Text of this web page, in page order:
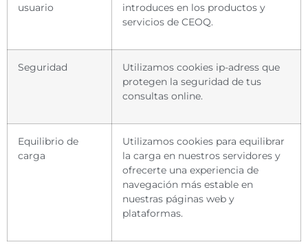
usuario
introduces en los productos y
servicios de CEOQ.
Seguridad
Utilizamos cookies ip-adress que
protegen la seguridad de tus
consultas online.
Equilibrio de
carga
Utilizamos cookies para equilibrar
la carga en nuestros servidores y
ofrecerte una experiencia de
navegación más estable en
nuestras páginas web y
plataformas.